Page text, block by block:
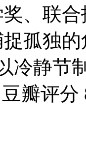
、联
捉孤
静节
瓣评分